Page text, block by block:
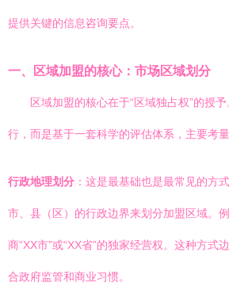
提供关键的信息咨询要点。
一、区域加盟的核心：市场区域划分
区域加盟的核心在于“区域独占权”的授
行，而是基于一套科学的评估体系，主要考
行政地理划分 ：这是最基础也是最常见的方
市、县（区）的行政边界来划分加盟区域。
商“XX市”或“XX省”的独家经营权。这种方式
合政府监管和商业习惯。